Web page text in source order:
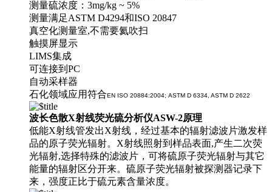
测量硫浓度：3mg/kg ~ 5%
测量满足ASTM D4294和ISO 20847
真空化测量室,不需要氦吹扫
触摸屏显示
LIMS集成
可连接到PC
自动采样器
石化领域应用符合EN ISO 20884:2004; АSTМ D 6334, ASTM D 2622
波长色散X射线荧光硫分析仪ASW-2原理
低能X射线管发出X射线，经过基本的辐射滤波片激发样
品的原子荧光辐射。X射线照射到样品表面,产生二次荧
光辐射,选择特殊的滤波片，可将硫原子荧光辐射与其它
能量的辐射区分开来。硫原子荧光辐射被探测器记录下
来，强度正比于硫元素含量浓度。